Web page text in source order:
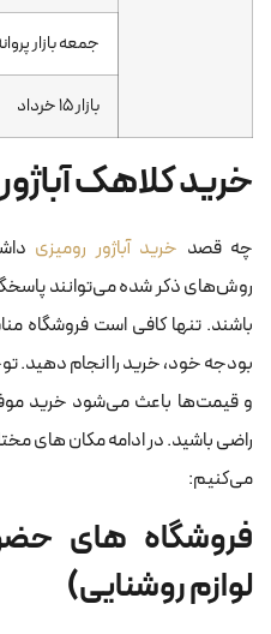
جمعه بازار
بازار ۱۵ خرداد
خرید کلاهک آباژور
چه قصد خرید آباژور رومیزی
روش‌های ذکر شده می‌توانند
باشند. تنها کافی است فروشگاه
بودجه خود، خرید را انجام دهید.
و قیمت‌ها باعث می‌شود خرید
راضی باشید. در ادامه مکان های
می‌کنیم:
لوازم روشنایی)